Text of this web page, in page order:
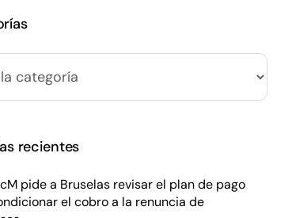
recientes
pide a Bruselas revisar el plan de pago
el cobro a la renuncia de